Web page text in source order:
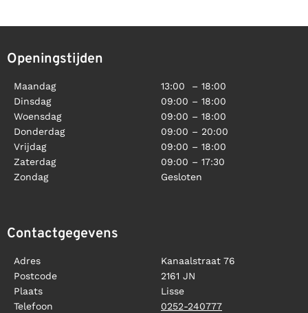
Openingstijden
Maandag
Dinsdag
Woensdag
Donderdag
Vrijdag
Zaterdag
Zondag
13:00 – 18:00
09:00 – 18:00
09:00 – 18:00
09:00 – 20:00
09:00 – 18:00
09:00 – 17:30
Gesloten
Contactgegevens
Adres
Postcode
Plaats
Telefoon
Kanaalstraat 76
2161 JN
Lisse
0252-240777